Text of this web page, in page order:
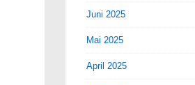
Juni 2025
Mai 2025
April 2025